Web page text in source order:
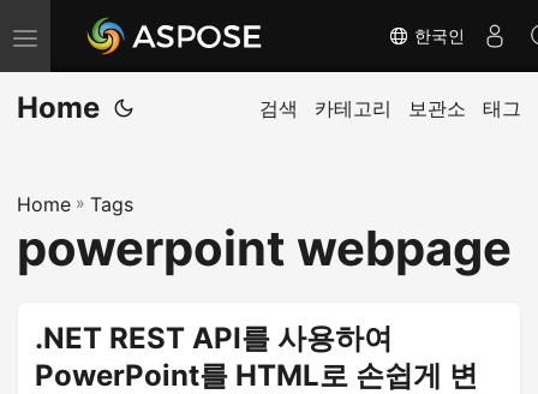
내
비
게
전
환
한국인
Home 검색 카테고리 보관소 태그
Home » Tags
powerpoint webpage
.NET REST API를 사용하여
PowerPoint를 HTML로 손쉽게 변